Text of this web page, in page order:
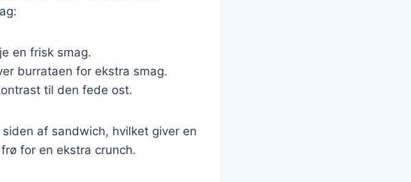
en frisk smag.
burrataen for ekstra smag.
til den fede ost.
af sandwich, hvilket giver en
for en ekstra crunch.